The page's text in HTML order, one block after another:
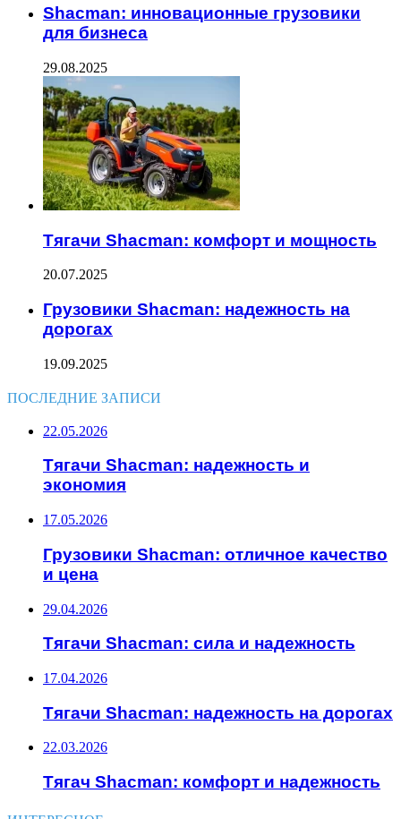
Shacman: инновационные грузовики
для бизнеса
29.08.2025
Тягачи Shacman: комфорт и мощность
20.07.2025
Грузовики Shacman: надежность на
дорогах
19.09.2025
ПОСЛЕДНИЕ ЗАПИСИ
22.05.2026
Тягачи Shacman: надежность и
экономия
17.05.2026
Грузовики Shacman: отличное качество
и цена
29.04.2026
Тягачи Shacman: сила и надежность
17.04.2026
Тягачи Shacman: надежность на дорогах
22.03.2026
Тягач Shacman: комфорт и надежность